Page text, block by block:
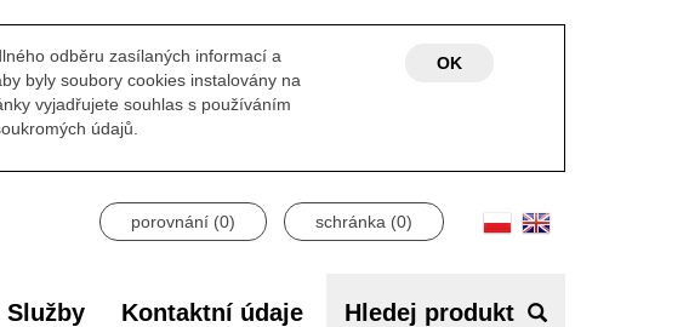
odběru zasílaných informací a
byly soubory cookies instalovány na
vyjadřujete souhlas s používáním
údajů.
OK
porovnání (0) schránka (0)
Služby Kontaktní údaje Hledej produkt